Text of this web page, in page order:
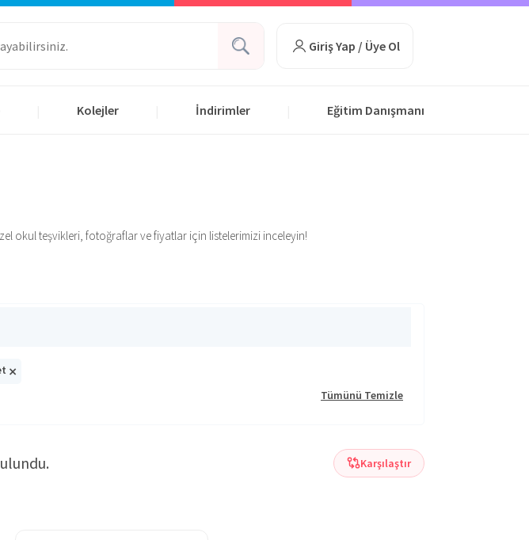
Giriş Yap / Üye Ol
Kolejler İndirimler Eğitim Danışmanı
okul teşvikleri, fotoğraflar ve fiyatlar için listelerimizi inceleyin!
×
Tümünü Temizle
Karşılaştır